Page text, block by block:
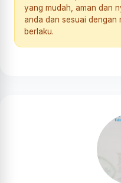
yang mudah, aman dan
anda dan sesuai dengan
berlaku.